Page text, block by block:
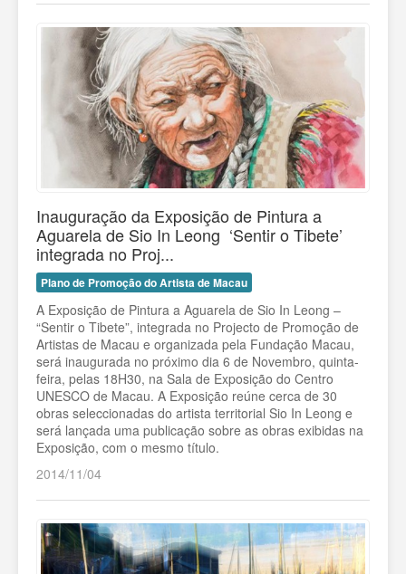
Inauguração da Exposição de Pintura a
Aguarela de Sio In Leong ­ ‘Sentir o Tibete’
integrada no Proj...
Plano de Promoção do Artista de Macau
A Exposição de Pintura a Aguarela de Sio In Leong –
“Sentir o Tibete”, integrada no Projecto de Promoção de
Artistas de Macau e organizada pela Fundação Macau,
será inaugurada no próximo dia 6 de Novembro, quinta-
feira, pelas 18H30, na Sala de Exposição do Centro
UNESCO de Macau. A Exposição reúne cerca de 30
obras seleccionadas do artista territorial Sio In Leong e
será lançada uma publicação sobre as obras exibidas na
Exposição, com o mesmo título.
2014/11/04